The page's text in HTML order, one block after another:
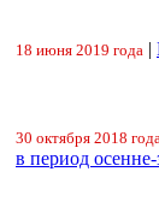
18 июня 2019 года |
30 октября 2018
в период